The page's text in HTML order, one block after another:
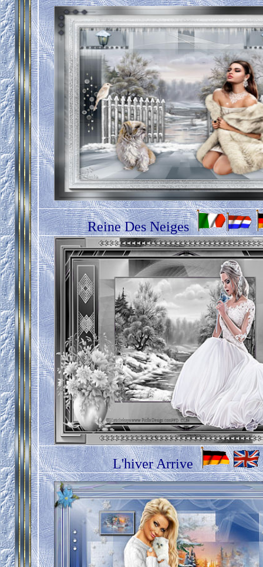
Reine Des Neiges
L'hiver Arrive